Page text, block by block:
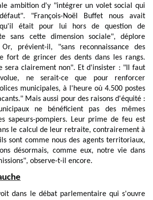
ambition d'y "intégrer un volet social qui
"François-Noël Buffet nous avait
qu'il était pour lui hors de question de
sans cette dimension sociale", déplore
prévient-il, "sans reconnaissance des
fort de grincer des dents dans les rangs.
sera clairement non". Et d'insister : "Il faut
ne serait-ce que pour renforcer
municipales, à l'heure où 4.500 postes
Mais aussi pour des raisons d'équité :
ne bénéficient pas des mêmes
sapeurs-pompiers. Leur prime de feu est
le calcul de leur retraite, contrairement à
sont comme nous des agents territoriaux,
désormais, comme eux, notre vie dans
observe-t-il encore.
dans le débat parlementaire qui s'ouvre